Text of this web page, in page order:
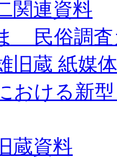
関連資料
民俗調査
旧蔵 紙媒
おける新
蔵資料